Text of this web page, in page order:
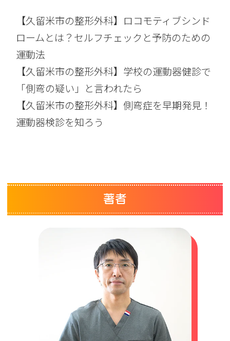
【久留米市の整形外科】ロコモティブシンド
ロームとは？セルフチェックと予防のための
運動法
【久留米市の整形外科】学校の運動器健診で
「側弯の疑い」と言われたら
【久留米市の整形外科】側弯症を早期発見！
運動器検診を知ろう
著者